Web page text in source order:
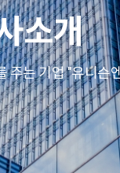
소개
주는 기업"유니슨